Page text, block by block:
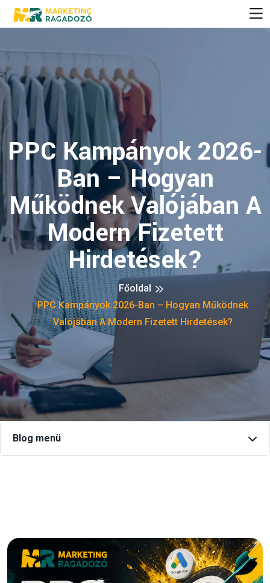
PPC Kampányok 2026-
Ban – Hogyan
Működnek Valójában A
Modern Fizetett
Hirdetések?
Főoldal
PPC Kampányok 2026-Ban – Hogyan Működnek
Valójában A Modern Fizetett Hirdetések?
Blog menü